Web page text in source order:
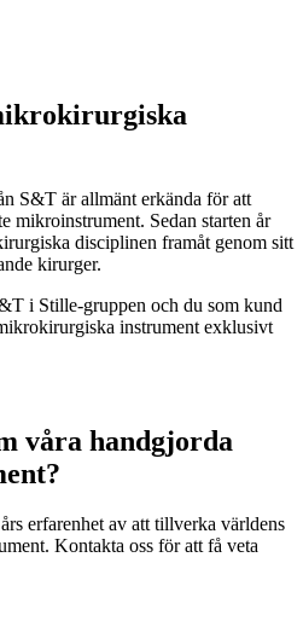
S&T är allmänt erkända för att
mikroinstrument. Sedan starten år
disciplinen framåt genom sitt
kirurger.
i Stille-gruppen och du som kund
instrument exklusivt
våra handgjorda
erfarenhet av att tillverka världens
Kontakta oss för att få veta